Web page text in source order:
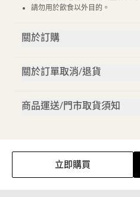
請勿用於飲食以外目的。
關於訂購
關於訂單取消/退貨
商品運送/門市取貨須知
立即購買